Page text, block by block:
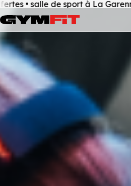
sport à La Garenne-Colombes